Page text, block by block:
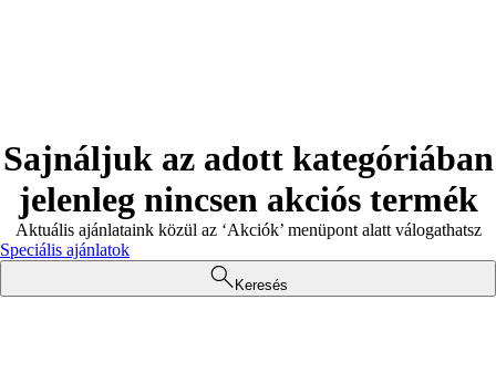
Sajnáljuk az adott kategóriában
jelenleg nincsen akciós termék
Aktuális ajánlataink közül az ‘Akciók’ menüpont alatt válogathatsz
Speciális ajánlatok
Keresés